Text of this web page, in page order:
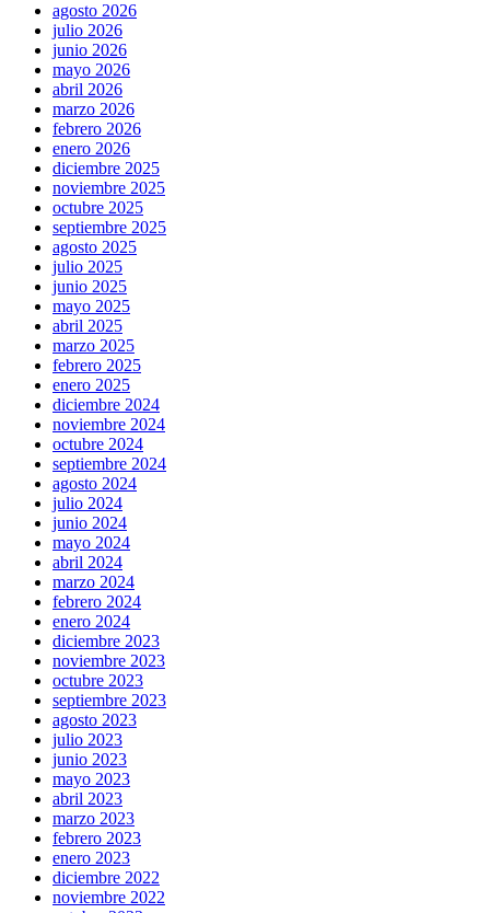
agosto 2026
julio 2026
junio 2026
mayo 2026
abril 2026
marzo 2026
febrero 2026
enero 2026
diciembre 2025
noviembre 2025
octubre 2025
septiembre 2025
agosto 2025
julio 2025
junio 2025
mayo 2025
abril 2025
marzo 2025
febrero 2025
enero 2025
diciembre 2024
noviembre 2024
octubre 2024
septiembre 2024
agosto 2024
julio 2024
junio 2024
mayo 2024
abril 2024
marzo 2024
febrero 2024
enero 2024
diciembre 2023
noviembre 2023
octubre 2023
septiembre 2023
agosto 2023
julio 2023
junio 2023
mayo 2023
abril 2023
marzo 2023
febrero 2023
enero 2023
diciembre 2022
noviembre 2022